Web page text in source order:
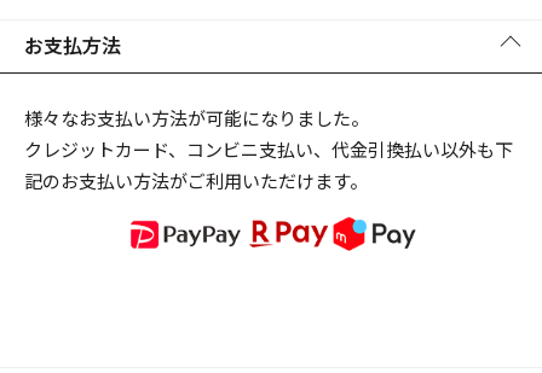
お支払方法
様々なお支払い方法が可能になりました。
クレジットカード、コンビニ支払い、代金引換払い以外も下
記のお支払い方法がご利用いただけます。